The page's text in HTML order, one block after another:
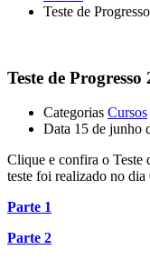
Teste de
Teste de
Categorias Cursos
Data 15 de junho
Clique e confira o Teste
teste foi realizado no dia
Parte 1
Parte 2